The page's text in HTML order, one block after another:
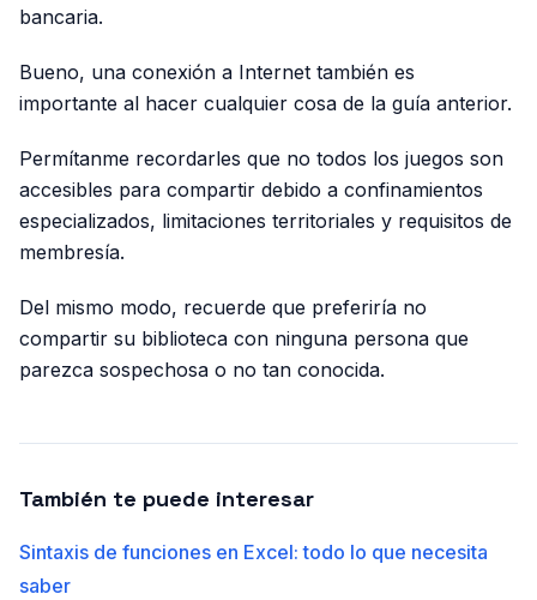
bancaria.
Bueno, una conexión a Internet también es
importante al hacer cualquier cosa de la guía anterior.
Permítanme recordarles que no todos los juegos son
accesibles para compartir debido a confinamientos
especializados, limitaciones territoriales y requisitos de
membresía.
Del mismo modo, recuerde que preferiría no
compartir su biblioteca con ninguna persona que
parezca sospechosa o no tan conocida.
También te puede interesar
Sintaxis de funciones en Excel: todo lo que necesita
saber